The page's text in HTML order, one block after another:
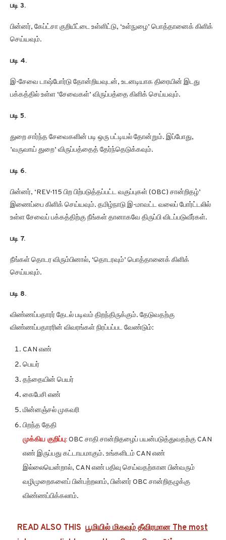
படி 3.
பின்னர், கேப்ட்சா குறியீட்டை உள்ளிட்டு, ‘உள்நுழை’ பொத்தானைக் கிளிக்
செய்யவும்.
படி 4.
இ-சேவை டாஷ்போர்டு தோன்றியவுடன், உடனடியாக திரையின் இடது
பக்கத்தில் உள்ள ‘சேவைகள்’ விருப்பத்தை கிளிக் செய்யவும்.
படி 5.
துறை சார்ந்த சேவைகளின் படி ஒரு பட்டியல் தோன்றும். இப்போது, ​​
’வருவாய் துறை’ விருப்பத்தைத் தேர்ந்தெடுக்கவும்.
படி 6.
பின்னர், ‘REV-115 பிற பிற்படுத்தப்பட்ட வகுப்புகள் (OBC) சான்றிதழ்’
இணைப்பை கிளிக் செய்யவும். தமிழ்நாடு இ-மாவட்ட வலைப் போர்ட்டலில்
உள்ள சேவைப் பக்கத்திற்கு நீங்கள் தானாகவே திருப்பி விடப்படுவீர்கள்.
படி 7.
நீங்கள் தொடர விரும்பினால், ‘தொடரவும்’ பொத்தானைக் கிளிக்
செய்யவும்.
படி 8.
விண்ணப்பதாரர் தேடல் படிவம் திறந்திருக்கும். தேடுவதற்கு
விண்ணப்பதாரரின் விவரங்கள் நிரப்பப்பட வேண்டும்:
CAN எண்
பெயர்
தந்தையின் பெயர்
கைபேசி எண்
மின்னஞ்சல் முகவரி
பிறந்த தேதி
முக்கிய குறிப்பு:OBC சாதி சான்றிதழைப் பயன்படுத்துவதற்கு CAN
எண் இருப்பது கட்டாயமாகும். உங்களிடம் CAN எண்
இல்லையென்றால், CAN எண் பதிவு செய்வதற்கான பின்வரும்
வழிமுறைகளைப் பின்பற்றலாம், பின்னர் OBC சான்றிதழுக்கு
விண்ணப்பிக்கலாம்.
READ ALSO THIS பூமியில் மிகவும் தீவிரமான The most